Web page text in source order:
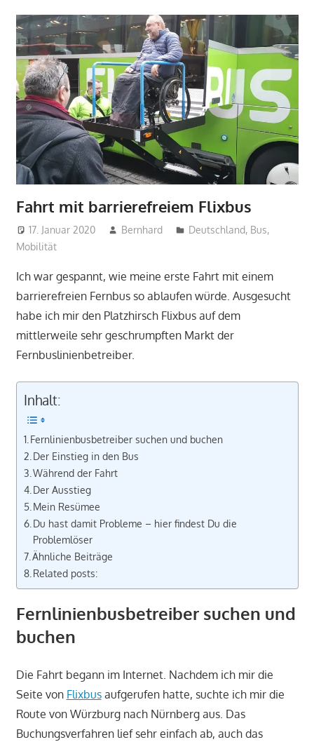
Fahrt mit barrierefreiem Flixbus
17. Januar 2020 Bernhard Deutschland, Bus,
Mobilität
Ich war gespannt, wie meine erste Fahrt mit einem
barrierefreien Fernbus so ablaufen würde. Ausgesucht
habe ich mir den Platzhirsch Flixbus auf dem
mittlerweile sehr geschrumpften Markt der
Fernbuslinienbetreiber.
Inhalt:
Fernlinienbusbetreiber suchen und buchen
Der Einstieg in den Bus
Während der Fahrt
Der Ausstieg
Mein Resümee
Du hast damit Probleme – hier findest Du die
Problemlöser
Ähnliche Beiträge
Related posts:
Fernlinienbusbetreiber suchen und
buchen
Die Fahrt begann im Internet. Nachdem ich mir die
Seite von Flixbusaufgerufen hatte, suchte ich mir die
Route von Würzburg nach Nürnberg aus. Das
Buchungsverfahren lief sehr einfach ab, auch das